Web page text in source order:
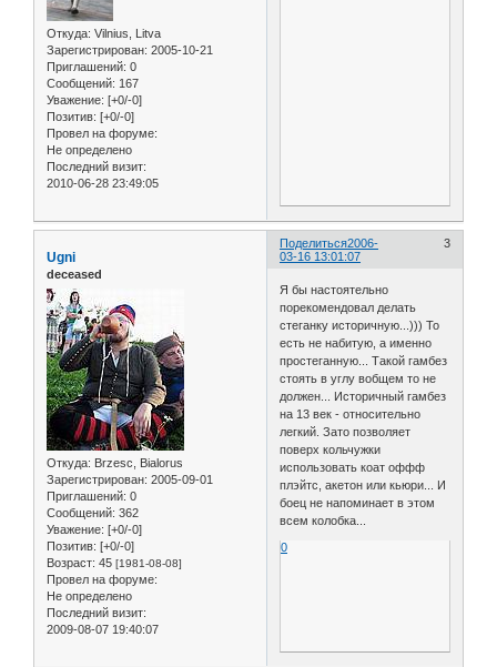
Откуда: Vilnius, Litva
Зарегистрирован: 2005-10-21
Приглашений: 0
Сообщений: 167
Уважение: [+0/-0]
Позитив: [+0/-0]
Провел на форуме:
Не определено
Последний визит:
2010-06-28 23:49:05
Поделиться 3
2006-
03-16 13:01:07
Ugni
deceased
Откуда: Brzesc, Bialorus
Зарегистрирован: 2005-09-01
Приглашений: 0
Сообщений: 362
Уважение: [+0/-0]
Позитив: [+0/-0]
Возраст: 45 [1981-08-08]
Провел на форуме:
Не определено
Последний визит:
2009-08-07 19:40:07
Я бы настоятельно
порекомендовал делать
стеганку историчную...))) То
есть не набитую, а именно
простеганную... Такой гамбез
стоять в углу вобщем то не
должен... Историчный гамбез
на 13 век - относительно
легкий. Зато позволяет
поверх кольчужки
использовать коат оффф
плэйтс, акетон или кьюри... И
боец не напоминает в этом
всем колобка...
0